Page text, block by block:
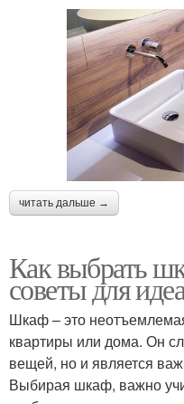
читать дальше →
Как выбрать
советы для
Шкаф – это
квартиры или дома. Он
вещей, но и является
Выбирая шкаф, важно